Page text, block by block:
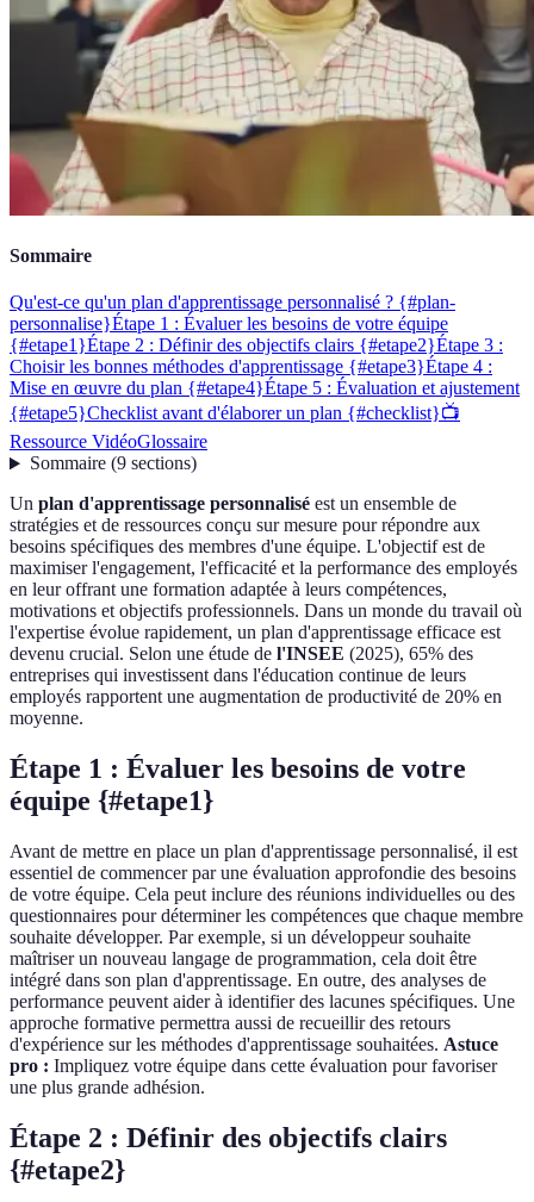
Sommaire
Qu'est-ce qu'un plan d'apprentissage personnalisé ? {#plan-
personnalise}Étape 1 : Évaluer les besoins de votre équipe
{#etape1}Étape 2 : Définir des objectifs clairs {#etape2}Étape 3 :
Choisir les bonnes méthodes d'apprentissage {#etape3}Étape 4 :
Mise en œuvre du plan {#etape4}Étape 5 : Évaluation et ajustement
{#etape5}Checklist avant d'élaborer un plan {#checklist}📺
Ressource VidéoGlossaire
Sommaire(9 sections)
Un plan d'apprentissage personnalisé est un ensemble de
stratégies et de ressources conçu sur mesure pour répondre aux
besoins spécifiques des membres d'une équipe. L'objectif est de
maximiser l'engagement, l'efficacité et la performance des employés
en leur offrant une formation adaptée à leurs compétences,
motivations et objectifs professionnels. Dans un monde du travail où
l'expertise évolue rapidement, un plan d'apprentissage efficace est
devenu crucial. Selon une étude de l'INSEE (2025), 65% des
entreprises qui investissent dans l'éducation continue de leurs
employés rapportent une augmentation de productivité de 20% en
moyenne.
Étape 1 : Évaluer les besoins de votre
équipe {#etape1}
Avant de mettre en place un plan d'apprentissage personnalisé, il est
essentiel de commencer par une évaluation approfondie des besoins
de votre équipe. Cela peut inclure des réunions individuelles ou des
questionnaires pour déterminer les compétences que chaque membre
souhaite développer. Par exemple, si un développeur souhaite
maîtriser un nouveau langage de programmation, cela doit être
intégré dans son plan d'apprentissage. En outre, des analyses de
performance peuvent aider à identifier des lacunes spécifiques. Une
approche formative permettra aussi de recueillir des retours
d'expérience sur les méthodes d'apprentissage souhaitées. Astuce
pro : Impliquez votre équipe dans cette évaluation pour favoriser
une plus grande adhésion.
Étape 2 : Définir des objectifs clairs
{#etape2}